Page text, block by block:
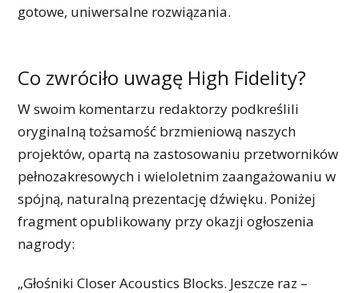
gotowe, uniwersalne rozwiązania.
Co zwróciło uwagę High Fidelity?
W swoim komentarzu redaktorzy podkreślili
oryginalną tożsamość brzmieniową naszych
projektów, opartą na zastosowaniu przetworników
pełnozakresowych i wieloletnim zaangażowaniu w
spójną, naturalną prezentację dźwięku. Poniżej
fragment opublikowany przy okazji ogłoszenia
nagrody:
„Głośniki Closer Acoustics Blocks. Jeszcze raz –